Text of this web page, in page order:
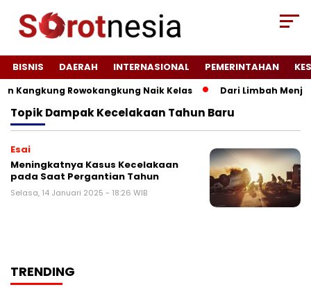
BISNIS DAERAH INTERNASIONAL PEMERINTAHAN
Kangkung Rowokangkung Naik Kelas Dari Limbah
TopikDampak Kecelakaan Tahun Baru
Esai
Meningkatnya Kasus Kecelakaan
pada Saat Pergantian Tahun
Selasa, 14 Januari 2025 - 18:26 WIB
TRENDING